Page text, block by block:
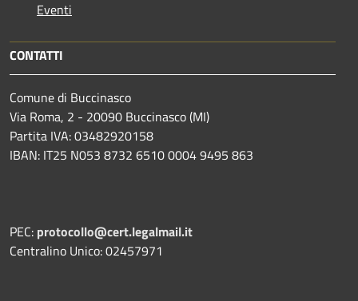
Eventi
CONTATTI
Comune di Buccinasco
Via Roma, 2 - 20090 Buccinasco (MI)
Partita IVA: 03482920158
IBAN: IT25 N053 8732 6510 0004 9495 863
PEC: protocollo@cert.legalmail.it
Centralino Unico: 02457971